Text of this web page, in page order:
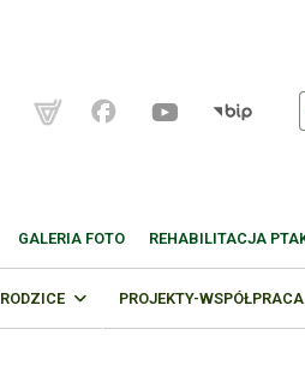
GALERIA FOTO REHABILITACJA
RODZICE PROJEKTY-WSPÓŁPRACA